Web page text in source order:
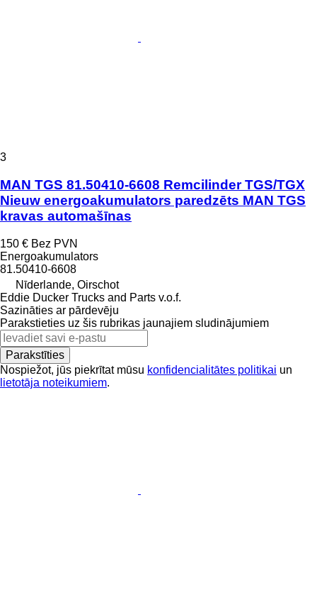
3
MAN TGS 81.50410-6608 Remcilinder TGS/TGX
Nieuw energoakumulators paredzēts MAN TGS
kravas automašīnas
150 € Bez PVN
Energoakumulators
81.50410-6608
Nīderlande, Oirschot
Eddie Ducker Trucks and Parts v.o.f.
Sazināties ar pārdevēju
Parakstieties uz šis rubrikas jaunajiem sludinājumiem
Parakstīties
Nospiežot, jūs piekrītat mūsu konfidencialitātes politikai un
lietotāja noteikumiem.